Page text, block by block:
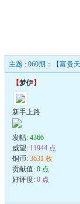
主题 : 060期：【富贵
【梦伊】
新手上路
发帖: 4366
威望: 11944 点
铜币: 3631 枚
贡献值: 0 点
好评度: 0 点